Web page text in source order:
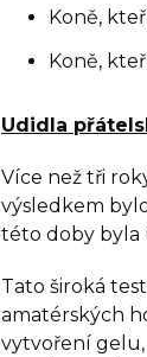
Koně,
Koně,
Udidla
Více než tři
výsledkem
této doby byla
Tato široká
amatérských
vytvoření